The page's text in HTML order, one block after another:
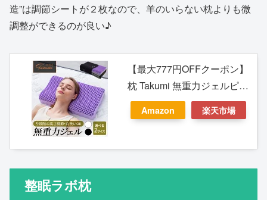
造”は調節シートが２枚なので、羊のいらない枕よりも微
調整ができるのが良い♪
【最大777円OFFクーポン】
枕 Takumi 無重力ジェルピロ
ー GOKUMIN まくら 無重力
枕 ごくみん枕 9段階 高さ調
横向き 仰向き寝 仰向け 体圧
分散 丸洗い 洗える ストレー
Amazon 楽天市場
整眠ラボ枕